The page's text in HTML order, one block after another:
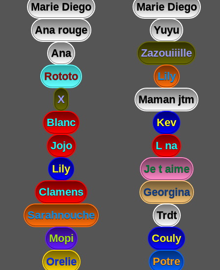
Marie Diego
Marie Diego
Ana rouge
Yuyu
Ana
Zazouiiille
Rototo
Lily
X
Maman jtm
Blanc
Kev
Jojo
L na
Lily
Je t aime
Clamens
Georgina
Sarahnouche
Trdt
Mopi
Couly
Orelie
Potre